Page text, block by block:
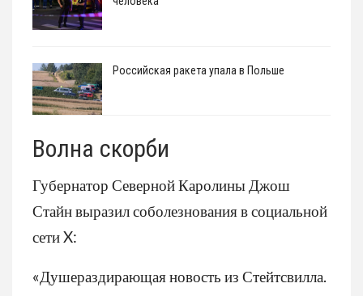
Российская ракета упала в Польше
Волна скорби
Губернатор Северной Каролины Джош
Стайн выразил соболезнования в социальной
сети X:
«Душераздирающая новость из Стейтсвилла.